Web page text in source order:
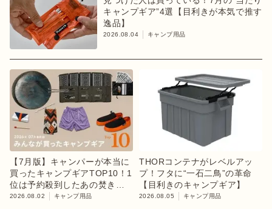
キャンプギア”4選【目利きが本気で推す
逸品】
2026.08.04 キャンプ用品
【7月版】キャンパーが本当に
買ったキャンプギアTOP10！1
位は予約殺到したあの焚き火
台
2026.08.02 キャンプ用品
THORコンテナがレベルアッ
プ！フタに“一石二鳥”の革命
【目利きのキャンプギア】
2026.08.05 キャンプ用品